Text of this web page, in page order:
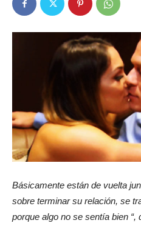
Básicamente están de vuelta
sobre terminar su relación, se
porque algo no se sentía bien “,